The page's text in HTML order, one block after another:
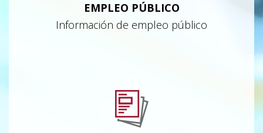
EMPLEO PÚBLICO
Información de empleo público